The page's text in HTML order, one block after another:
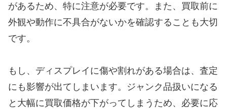
があるため、特に注意が必要です。また、買取前に
外観や動作に不具合がないかを確認することも大切
です。
もし、ディスプレイに傷や割れがある場合は、査定
にも影響が出てしまいます。ジャンク品扱いになる
と大幅に買取価格が下がってしまうため、必要に応